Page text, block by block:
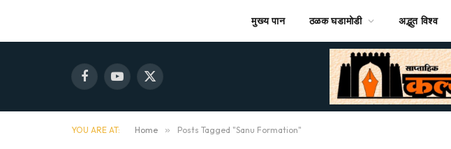
मुख्य पान ठळक घडामोडी अद्भुत विश्व
FacebookYouTube
X
YOU ARE AT: Home » Posts Tagged "Sanu Formation"